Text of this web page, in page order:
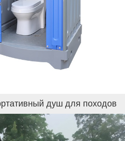
душ для походов